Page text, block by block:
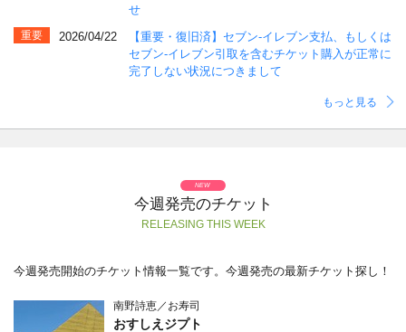
せ
重要 2026/04/22
【重要・復旧済】セブン-イレブン支払、もしくは
セブン-イレブン引取を含むチケット購入が正常に
完了しない状況につきまして
もっと見る
今週発売のチケット
RELEASING THIS WEEK
今週発売開始のチケット情報一覧です。今週発売の最新チケット探し！
南野詩恵／お寿司
おすしえジプト